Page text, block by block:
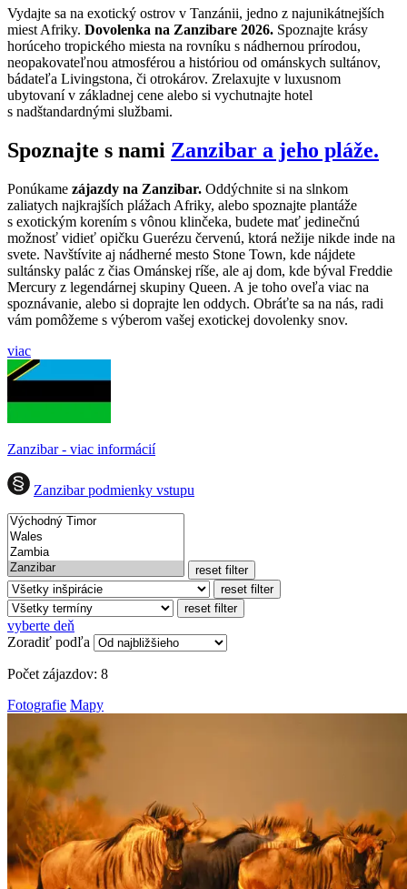
Vydajte sa na exotický ostrov v Tanzánii, jedno z najunikátnejších
miest Afriky. Dovolenka na Zanzibare 2026. Spoznajte krásy
horúceho tropického miesta na rovníku s nádhernou prírodou,
neopakovateľnou atmosférou a históriou od ománskych sultánov,
bádateľa Livingstona, či otrokárov. Zrelaxujte v luxusnom
ubytovaní v základnej cene alebo si vychutnajte hotel
s nadštandardnými službami.
Spoznajte s nami Zanzibar a jeho pláže.
Ponúkame zájazdy na Zanzibar. Oddýchnite si na slnkom
zaliatych najkrajších plážach Afriky, alebo spoznajte plantáže
s exotickým korením s vônou klinčeka, budete mať jedinečnú
možnosť vidieť opičku Guerézu červenú, ktorá nežije nikde inde na
svete. Navštívite aj nádherné mesto Stone Town, kde nájdete
sultánsky palác z čias Ománskej ríše, ale aj dom, kde býval Freddie
Mercury z legendárnej skupiny Queen. A je toho oveľa viac na
spoznávanie, alebo si doprajte len oddych. Obráťte sa na nás, radi
vám pomôžeme s výberom vašej exotickej dovolenky snov.
viac
Zanzibar - viac informácií
Zanzibar podmienky vstupu
reset filter
reset filter
reset filter
vyberte deň
Zoradiť podľa
Počet zájazdov: 8
Fotografie Mapy